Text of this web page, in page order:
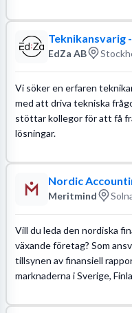
Teknikansvarig
EdZa AB
Vi söker en erfaren
med att driva tekniska
stöttar kollegor för att få
lösningar.
Nordic
Meritmind
Vill du leda den nordiska
växande företag? Som
tillsynen av finansiell
marknaderna i Sverige,